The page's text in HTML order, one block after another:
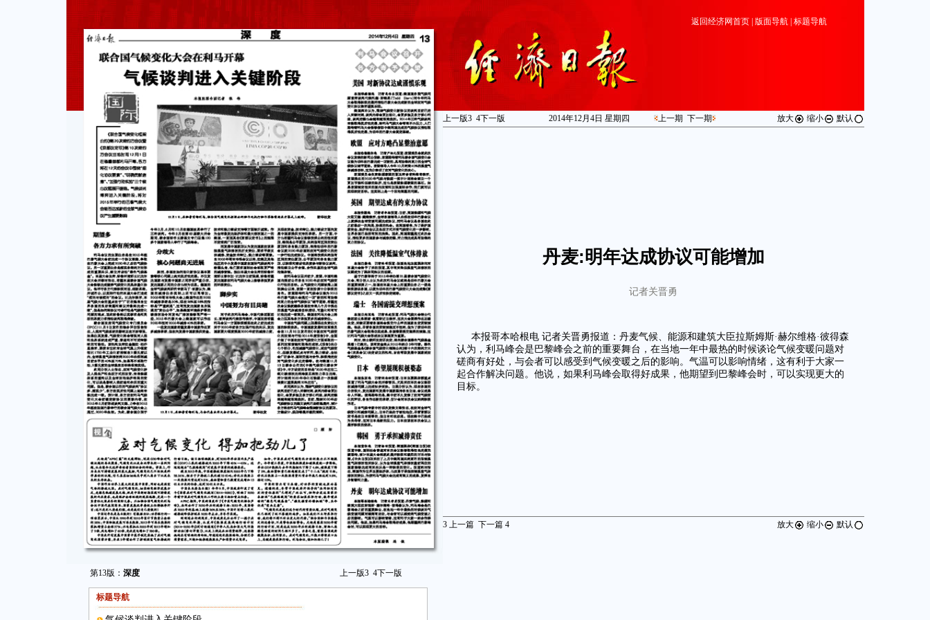
第13版： 深度 上一版3 4下一版
标题导航
返回经济网首页| 版面导航| 标题导航
上一版3 4下一版 2014年12月4日 星期 四 上一期 下一期 放大 缩小 默认
丹麦:明年达成协议可能增加
记者关晋勇
本报哥本哈根电 记者关晋勇报道：丹麦气候、能源和建筑大臣拉斯姆斯·赫尔维格·彼得森
认为，利马峰会是巴黎峰会之前的重要舞台，在当地一年中最热的时候谈论气候变暖问题对
磋商有好处，与会者可以感受到气候变暖之后的影响。气温可以影响情绪，这有利于大家一
起合作解决问题。他说，如果利马峰会取得好成果，他期望到巴黎峰会时，可以实现更大的
目标。
3上一篇 下一篇 4 放大 缩小 默认